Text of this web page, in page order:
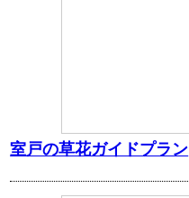
室戸の草花ガイドプラン